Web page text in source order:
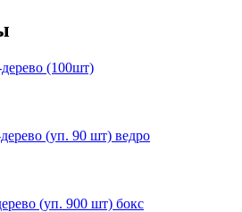
(100шт)
(уп. 90 шт) ведро
(уп. 900 шт) бокс